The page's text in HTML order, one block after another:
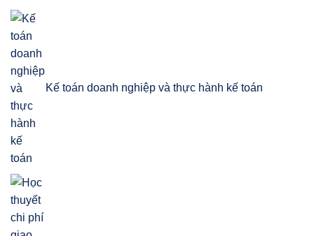
Kế toán doanh nghiệp và thực hành kế toán